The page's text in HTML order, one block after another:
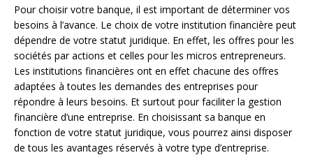
Pour choisir votre banque, il est important de déterminer vos
besoins à l’avance. Le choix de votre institution financière peut
dépendre de votre statut juridique. En effet, les offres pour les
sociétés par actions et celles pour les micros entrepreneurs.
Les institutions financières ont en effet chacune des offres
adaptées à toutes les demandes des entreprises pour
répondre à leurs besoins. Et surtout pour faciliter la gestion
financière d’une entreprise. En choisissant sa banque en
fonction de votre statut juridique, vous pourrez ainsi disposer
de tous les avantages réservés à votre type d’entreprise.